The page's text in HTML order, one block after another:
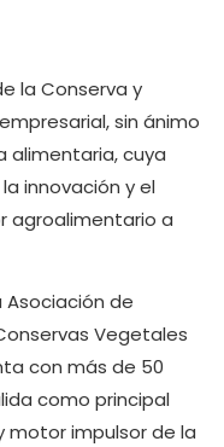
la Conserva y
sin ánimo
alimentaria, cuya
innovación y el
agroalimentario a
Asociación de
Vegetales
con más de 50
como principal
motor impulsor de la